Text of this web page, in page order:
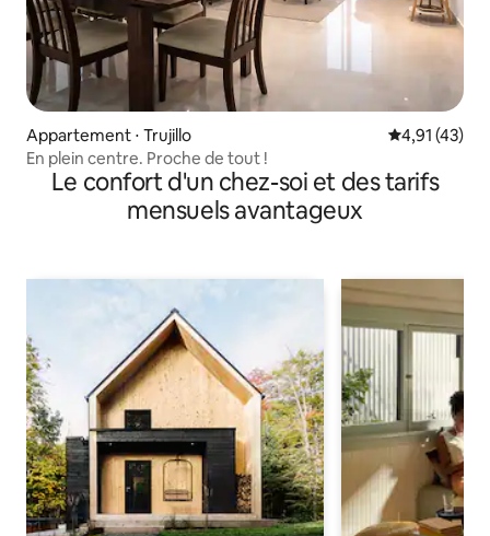
Appartement ⋅ Trujillo Évaluation
4,91 (43)
En plein centre. Proche de tout !
Le confort d'un chez-soi et des tarifs
mensuels avantageux